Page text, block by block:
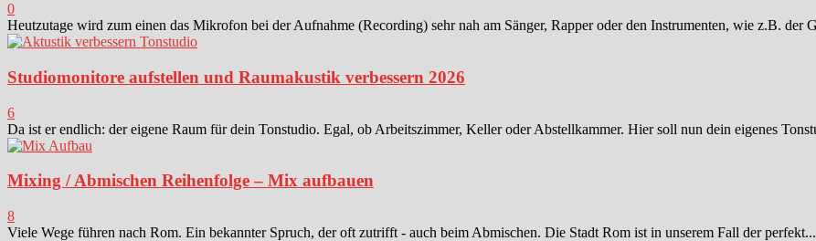
0
Heutzutage wird zum einen das Mikrofon bei der Aufnahme (Recording) sehr nah am Sänger, Rapper oder den Instrumenten, wie z.B. der
Studiomonitore aufstellen und Raumakustik verbessern 2026
6
Da ist er endlich: der eigene Raum für dein Tonstudio. Egal, ob Arbeitszimmer, Keller oder Abstellkammer. Hier soll nun dein eigenes
Mixing / Abmischen Reihenfolge – Mix aufbauen
8
Viele Wege führen nach Rom. Ein bekannter Spruch, der oft zutrifft - auch beim Abmischen. Die Stadt Rom ist in unserem Fall der perfekt...